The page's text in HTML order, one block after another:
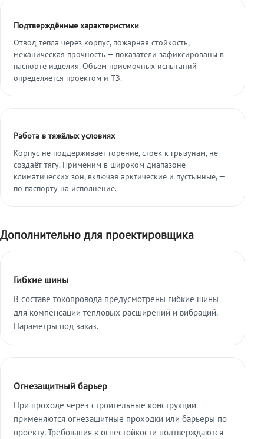
Подтверждённые характеристики
Отвод тепла через корпус, пожарная стойкость,
механическая прочность — показатели зафиксированы в
паспорте изделия. Объём приёмочных испытаний
определяется проектом и ТЗ.
Работа в тяжёлых условиях
Корпус не поддерживает горение, стоек к грызунам, не
создаёт тягу. Применим в широком диапазоне
климатических зон, включая арктические и пустынные, —
по паспорту на исполнение.
Дополнительно для проектировщика
Гибкие шины
В составе токопровода предусмотрены гибкие шины
для компенсации тепловых расширений и вибраций.
Параметры под заказ.
Огнезащитный барьер
При проходе через строительные конструкции
применяются огнезащитные проходки или барьеры по
проекту. Требования к огнестойкости подтверждаются